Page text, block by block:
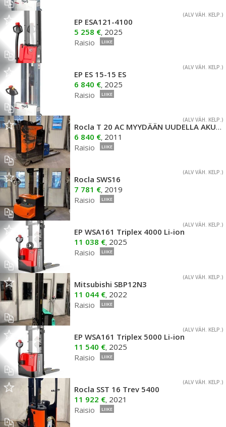
(ALV VÄH. KELP.)
EP ESA121-4100
5 258 €, 2025
Raisio
LIIKE
(ALV VÄH. KELP.)
EP ES 15-15 ES
6 840 €, 2025
Raisio
LIIKE
(ALV VÄH. KELP.)
Rocla T 20 AC MYYDÄÄN UUDELLA AKULLA
6 840 €, 2011
Raisio
LIIKE
(ALV VÄH. KELP.)
Rocla SWS16
7 781 €, 2019
Raisio
LIIKE
(ALV VÄH. KELP.)
EP WSA161 Triplex 4000 Li-ion
11 038 €, 2025
Raisio
LIIKE
(ALV VÄH. KELP.)
Mitsubishi SBP12N3
11 044 €, 2022
Raisio
LIIKE
(ALV VÄH. KELP.)
EP WSA161 Triplex 5000 Li-ion
11 540 €, 2025
Raisio
LIIKE
(ALV VÄH. KELP.)
Rocla SST 16 Trev 5400
11 922 €, 2021
Raisio
LIIKE